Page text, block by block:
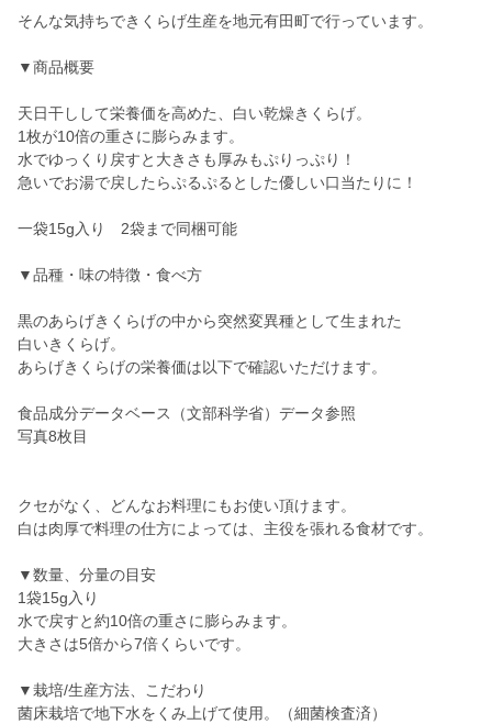
そんな気持ちできくらげ生産を地元有田町で行っています。
▼商品概要
天日干しして栄養価を高めた、白い乾燥きくらげ。
1枚が10倍の重さに膨らみます。
水でゆっくり戻すと大きさも厚みもぷりっぷり！
急いでお湯で戻したらぷるぷるとした優しい口当たりに！
一袋15g入り 2袋まで同梱可能
▼品種・味の特徴・食べ方
黒のあらげきくらげの中から突然変異種として生まれた
白いきくらげ。
あらげきくらげの栄養価は以下で確認いただけます。
食品成分データベース（文部科学省）データ参照
写真8枚目
クセがなく、どんなお料理にもお使い頂けます。
白は肉厚で料理の仕方によっては、主役を張れる食材です。
▼数量、分量の目安
1袋15g入り
水で戻すと約10倍の重さに膨らみます。
大きさは5倍から7倍くらいです。
▼栽培/生産方法、こだわり
菌床栽培で地下水をくみ上げて使用。（細菌検査済）